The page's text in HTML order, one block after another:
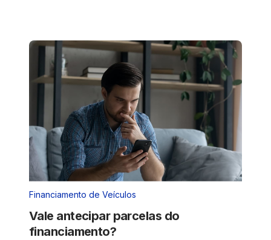
Financiamento de Veículos
Vale antecipar parcelas do
financiamento?